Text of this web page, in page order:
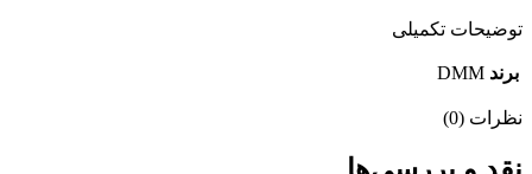
توضیحات تکمیلی
برند DMM
نظرات (0)